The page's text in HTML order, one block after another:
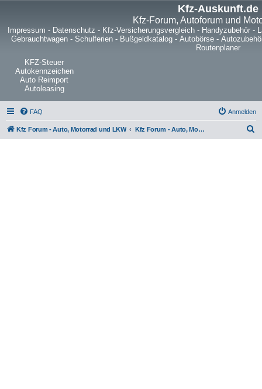
Kfz-Auskunft.de
Kfz-Forum, Autoforum und
Impressum - Datenschutz - Kfz-Versicherungsvergleich - Handyzubehör -
Gebrauchtwagen- Schulferien- Bußgeldkatalog- Autobörse-
Routenplaner
KFZ-Steuer
Autokennzeichen
Auto Reimport
Autoleasing
FAQ Anmelden
Kfz Forum - Auto, Motorrad und LKW Kfz Forum - Auto, Motorrad und LKW